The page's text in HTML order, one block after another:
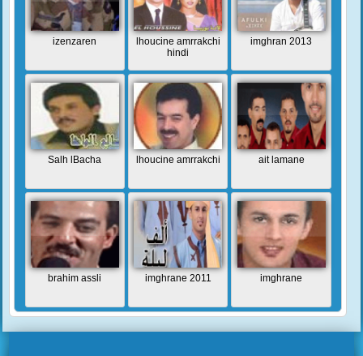
izenzaren
lhoucine amrrakchi
hindi
imghran 2013
Salh lBacha lhoucine amrrakchi ait lamane
brahim assli imghrane 2011 imghrane